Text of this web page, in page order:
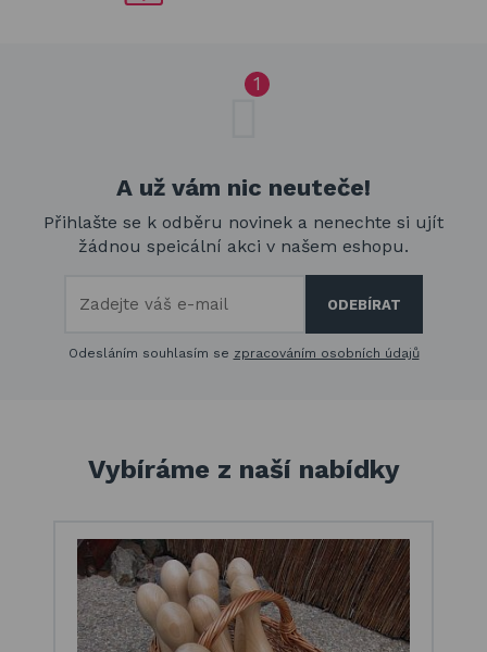
A už vám nic neuteče!
Přihlašte se k odběru novinek a nenechte si ujít
žádnou speicální akci v našem eshopu.
Odesláním souhlasím se zpracováním osobních údajů
Vybíráme z naší nabídky